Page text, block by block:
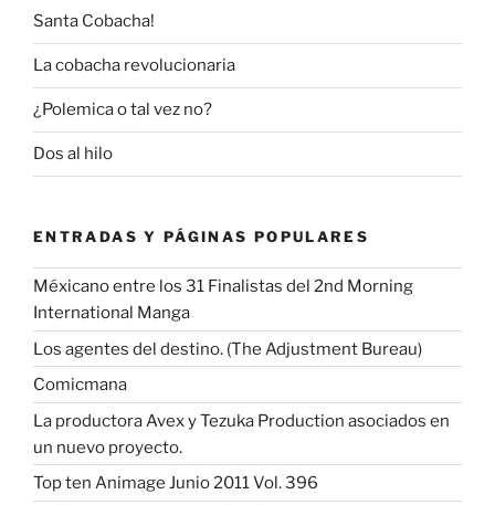
Santa Cobacha!
La cobacha revolucionaria
¿Polemica o tal vez no?
Dos al hilo
ENTRADAS Y PÁGINAS POPULARES
Méxicano entre los 31 Finalistas del 2nd Morning
International Manga
Los agentes del destino. (The Adjustment Bureau)
Comicmana
La productora Avex y Tezuka Production asociados en
un nuevo proyecto.
Top ten Animage Junio 2011 Vol. 396